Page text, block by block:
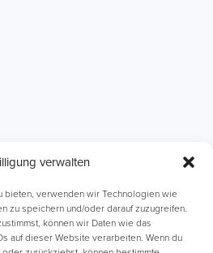
verwalten
bieten, verwenden wir Technologien wie
zu speichern und/oder darauf zuzugreifen.
können wir Daten wie das
auf dieser Website verarbeiten. Wenn du
Online-Kurse
Lernhefte